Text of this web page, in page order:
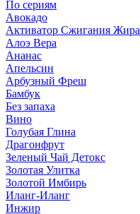
По сериям
Авокадо
Активатор Сжигания Жира
Алоэ Вера
Ананас
Апельсин
Арбузный Фреш
Бамбук
Без запаха
Вино
Голубая Глина
Драгонфрут
Зеленый Чай Детокс
Золотая Улитка
Золотой Имбирь
Иланг-Иланг
Инжир